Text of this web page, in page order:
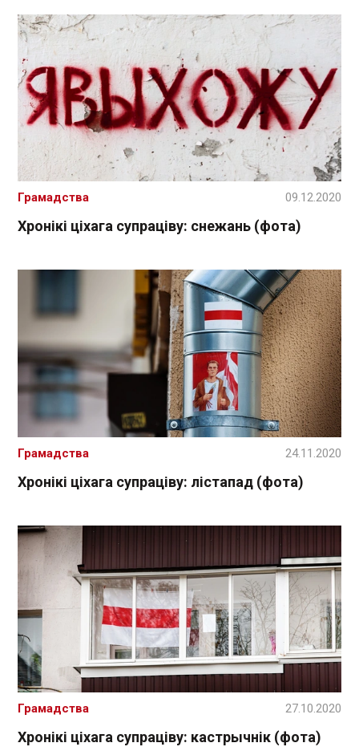
Хронікі ціхага супраціву: снежань (фота)
Грамадства 09.12.2020
Хронікі ціхага супраціву: лістапад (фота)
Грамадства 24.11.2020
Хронікі ціхага супраціву: кастрычнік (фота)
Грамадства 27.10.2020